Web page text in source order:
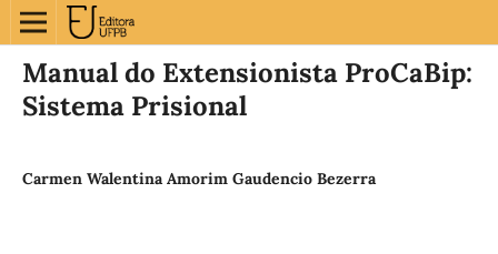
Manual do Extensionista ProCaBip:
Sistema Prisional
Carmen Walentina Amorim Gaudencio Bezerra